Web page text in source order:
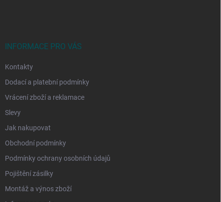
INFORMACE PRO VÁS
Kontakty
Dodací a platební podmínky
Vrácení zboží a reklamace
Slevy
Jak nakupovat
Obchodní podmínky
Podmínky ochrany osobních údajů
Pojištění zásilky
Montáž a výnos zboží